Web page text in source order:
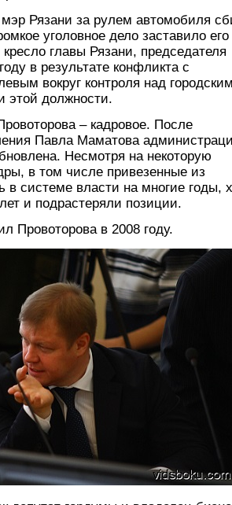
мэр Рязани за рулем автомобиля
уголовное дело заставило его
главы Рязани, председателя
в результате конфликта с
вокруг контроля над
должности.
– кадровое. После
Павла Маматова
Несмотря на некоторую
в том числе привезенные из
в системе власти на многие годы,
и подрастеряли позиции.
Провоторова в 2008 году.